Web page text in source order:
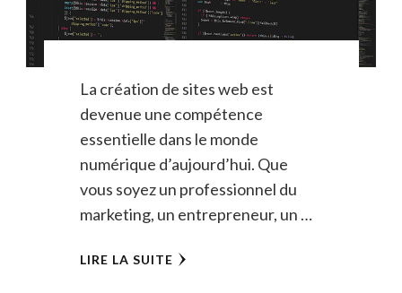
La création de sites web est
devenue une compétence
essentielle dans le monde
numérique d’aujourd’hui. Que
vous soyez un professionnel du
marketing, un entrepreneur, un …
LIRE LA SUITE